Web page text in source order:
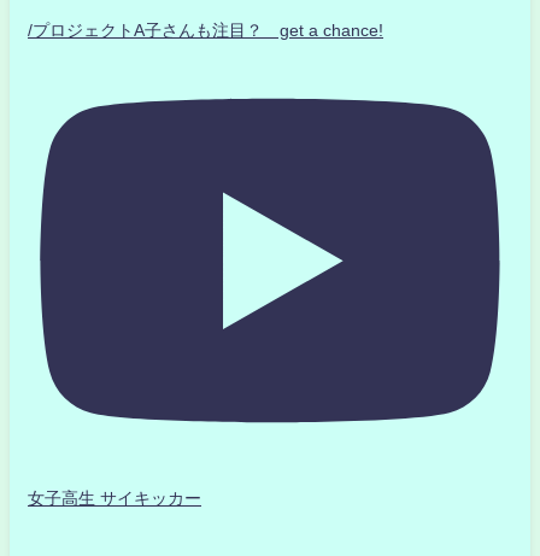
/プロジェクトA子さんも注目？ get a chance!
女子高生 サイキッカー